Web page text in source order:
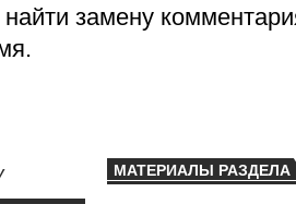
замену
МАТЕРИАЛЫ РАЗДЕЛА